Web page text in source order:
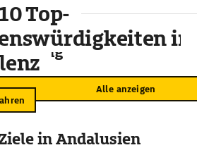
Alle anzeigen
Top-
in
in Andalusien